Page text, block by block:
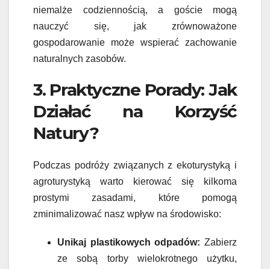
niemalże codziennością, a goście mogą
nauczyć się, jak zrównoważone
gospodarowanie może wspierać zachowanie
naturalnych zasobów.
3. Praktyczne Porady: Jak
Działać na Korzyść
Natury?
Podczas podróży związanych z ekoturystyką i
agroturystyką warto kierować się kilkoma
prostymi zasadami, które pomogą
zminimalizować nasz wpływ na środowisko:
Unikaj plastikowych odpadów: Zabierz
ze sobą torby wielokrotnego użytku,